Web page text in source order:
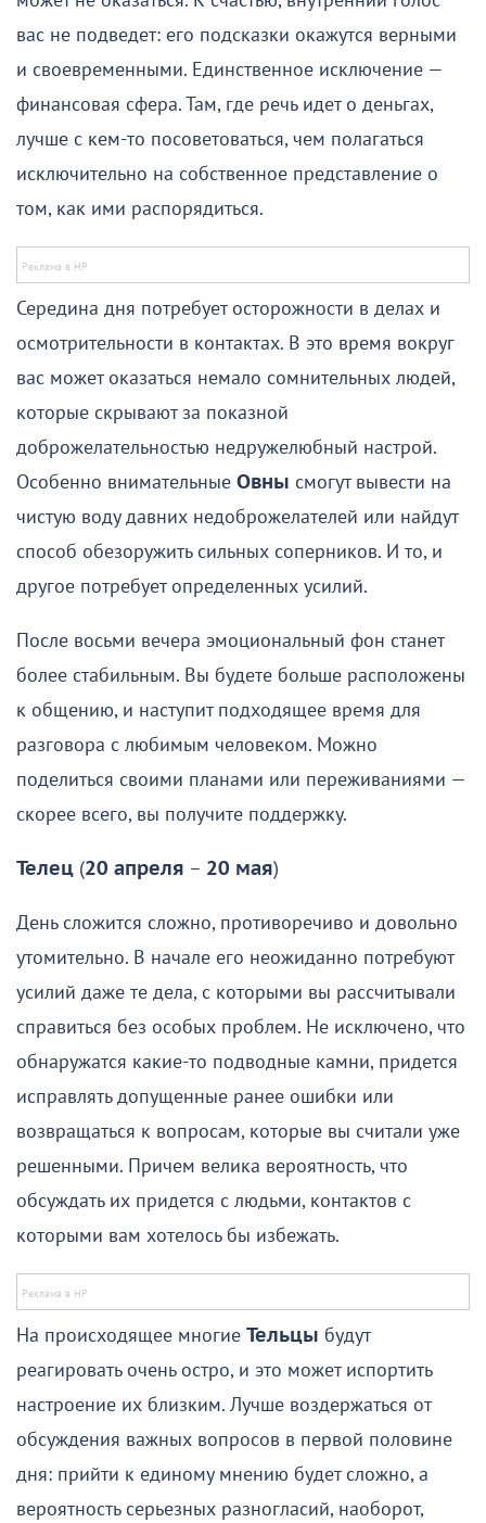
вас не подведет: его подсказки окажутся верными
и своевременными. Единственное исключение —
финансовая сфера. Там, где речь идет о деньгах,
лучше с кем-то посоветоваться, чем полагаться
исключительно на собственное представление о
том, как ими распорядиться.
Середина дня потребует осторожности в делах и
осмотрительности в контактах. В это время вокруг
вас может оказаться немало сомнительных людей,
которые скрывают за показной
доброжелательностью недружелюбный настрой.
Особенно внимательные Овны смогут вывести на
чистую воду давних недоброжелателей или найдут
способ обезоружить сильных соперников. И то, и
другое потребует определенных усилий.
После восьми вечера эмоциональный фон станет
более стабильным. Вы будете больше расположены
к общению, и наступит подходящее время для
разговора с любимым человеком. Можно
поделиться своими планами или переживаниями —
скорее всего, вы получите поддержку.
Телец (20 апреля – 20 мая)
День сложится сложно, противоречиво и довольно
утомительно. В начале его неожиданно потребуют
усилий даже те дела, с которыми вы рассчитывали
справиться без особых проблем. Не исключено, что
обнаружатся какие-то подводные камни, придется
исправлять допущенные ранее ошибки или
возвращаться к вопросам, которые вы считали уже
решенными. Причем велика вероятность, что
обсуждать их придется с людьми, контактов с
которыми вам хотелось бы избежать.
На происходящее многие Тельцы будут
реагировать очень остро, и это может испортить
настроение их близким. Лучше воздержаться от
обсуждения важных вопросов в первой половине
дня: прийти к единому мнению будет сложно, а
вероятность серьезных разногласий, наоборот,